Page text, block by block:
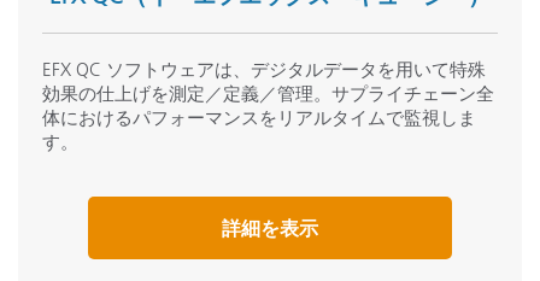
EFX QC ソフトウェアは、デジタルデータを用いて特殊
効果の仕上げを測定／定義／管理。サプライチェーン全
体におけるパフォーマンスをリアルタイムで監視しま
す。
詳細を表示